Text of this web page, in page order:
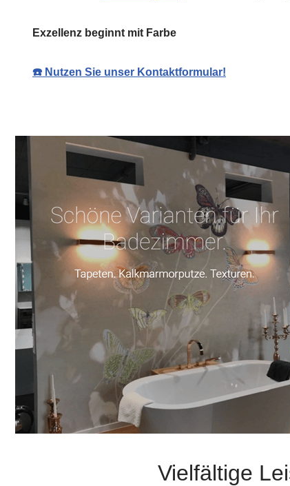
Exzellenz beginnt mit Farbe
☎️ Nutzen Sie unser Kontaktformular!
Vielfältige